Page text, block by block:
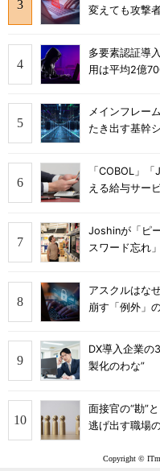
変えても攻撃
多要素認証導
用は平均2億
メインフレー
たき出す基幹
「COBOL」
える給与サー
Joshinが「ピ
スワード忘れ
アスクルはな
崩す「例外」
DX導入企業
製化のわな”
面接官の“勘”
逃げ出す職場
Copyright ©